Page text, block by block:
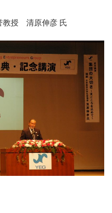
教授 清原伸彦 氏